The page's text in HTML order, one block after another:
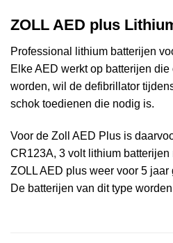
ZOLL AED plus
Professional lithium batterijen
Elke AED werkt op batterijen
worden, wil de defibrillator
schok toedienen die nodig is.
Voor de Zoll AED Plus is
CR123A, 3 volt lithium
ZOLL AED plus weer voor 5 jaar
De batterijen van dit type